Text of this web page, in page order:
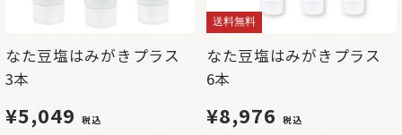
なた豆塩はみがきプラス
3本
¥5,049 税込
送料無料
なた豆塩はみがきプラス
6本
¥8,976 税込